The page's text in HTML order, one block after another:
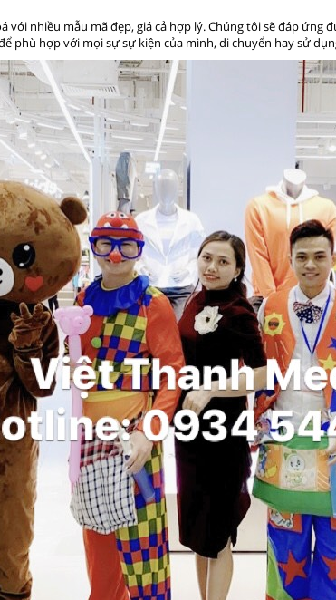
nhiều mẫu mã đẹp, giá cả hợp lý. Chúng tôi sẽ đáp ứng
phù hợp với mọi sự sự kiện của mình, di chuyển hay sử